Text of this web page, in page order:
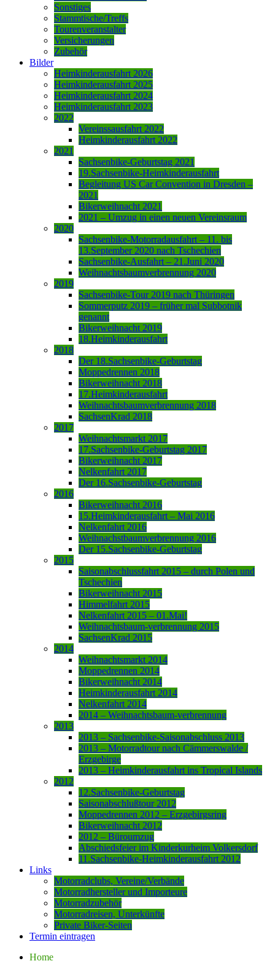
Sonstiges
Stammtische/Treffs
Tourenveranstalter
Versicherungen
Zubehör
Bilder
Heimkinderausfahrt 2026
Heimkinderausfahrt 2025
Heimkinderausfahrt 2024
Heimkinderausfahrt 2023
2022
Vereinssausfahrt 2022
Heimkinderausfahrt 2022
2021
Sachsenbike-Geburtstag 2021
19.Sachsenbike-Heimkinderausfahrt
Begleitung US Car Convention in Dresden –
2021
Bikerweihnacht 2021
2021 – Umzug in einen neuen Vereinsraum
2020
Sachsenbike-Motorradausfahrt – 11. bis
13.September 2020 nach Tschechien
Sachsenbike-Ausfahrt – 21.Juni 2020
Weihnachtsbaumverbrennung 2020
2019
Sachsenbike-Tour 2019 nach Thüringen
Sommerputz 2019 – früher mal Subbotnik
genannt
Bikerweihnacht 2019
18.Heimkinderausfahrt
2018
Der 18.Sachsenbike-Geburtstag
Moppedrennen 2018
Bikerweihnacht 2018
17.Heimkinderausfahrt
Weihnachtsbaumverbrennung 2018
SachsenKrad 2018
2017
Weihnachtsmarkt 2017
17.Sachsenbike-Geburtstag 2017
Bikerweihnacht 2017
Nelkenfahrt 2017
Der 16.Sachsenbike-Geburtstag
2016
Bikerweihnacht 2016
15.Heimkinderausfahrt – Mai 2016
Nelkenfahrt 2016
Weihnachstbaumverbrennung 2016
Der 15.Sachsenbike-Geburtstag
2015
Saisonabschlussfahrt 2015 – durch Polen und
Tschechien
Bikerweihnacht 2015
Himmelfahrt 2015
Nelkenfahrt 2015 – 01.Mai!
Weihnachtsbaum-verbrennung 2015
SachsenKrad 2015
2014
Weihnachtsmarkt 2014
Moppedrennen 2014
Bikerweihnacht 2014
Heimkinderausfahrt 2014
Nelkenfahrt 2014
2014 – Weihnachtsbaum-verbrennung
2013
2013 – Sachsenbike-Saisonabschluss 2013
2013 – Motorradtour nach Cämmerswalde /
Erzgebirge
2013 – Heimkinderausfahrt ins Tropical Islands
2012
12.Sachsenbike-Geburtstag
Saisonabschlußtour 2012
Moppedrennen 2012 – Erzgebirgsring
Bikerweihnacht 2012
2012 – Büroumzug
Abschiedsfeier im Kinderkurheim Volkersdorf
11.Sachsenbike-Heimkinderausfahrt 2012
Links
Motorradclubs, Vereine/Verbände
Motorradhersteller und Importeure
Motorradzubehör
Motorradreisen, Unterkünfte
Private Biker-Seiten
Termin eintragen
Home